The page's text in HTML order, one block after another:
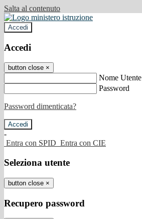
Salta al contenuto
Accedi
Accedi
button close ×
Nome Utente
Password
Password dimenticata?
-
Entra con SPID Entra con CIE
Seleziona utente
button close ×
Recupero password